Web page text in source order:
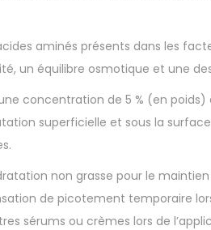
aminés présents dans les
un équilibre osmotique et une
concentration de 5 % (en poids)
superficielle et sous la
non grasse pour le
de picotement temporaire
sérums ou crèmes lors de